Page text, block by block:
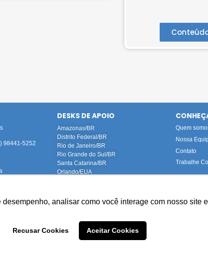
analisar como você interage com nosso site
Recusar Cookies Aceitar Cookies
98441-5252
DESKS DE APOIO
Amazonas/BR
Distrito Federal/BR
Rio de Janeiro/BR
Rio Grande do Sul/BR
Santa Catarina/BR
Orlando/EUA
Quem
Nossa
Contato
Trabalhe
representando fielmente nossas instalações e
): Advogada e DPO da Tahech Advogados
reservados © 2023 Tahech Advogados